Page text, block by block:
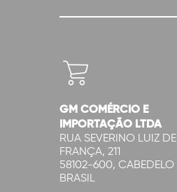
GM COMÉRCIO E
IMPORTAÇÃO LTDA
RUA SEVERINO LUIZ DE
FRANÇA, 211
58102-600, CABEDELO
BRASIL